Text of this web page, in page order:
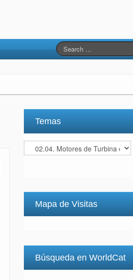
Temas
Temas
Mapa de Visitas
Búsqueda en WorldCat